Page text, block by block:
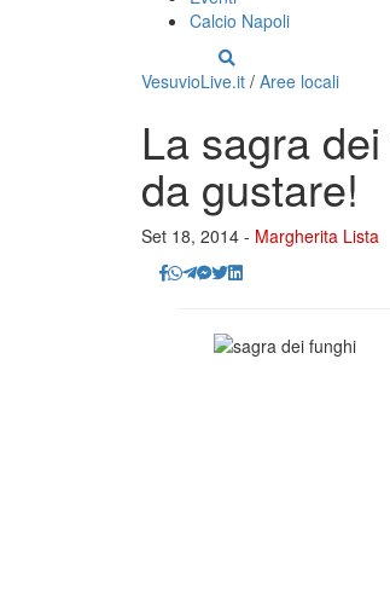
Calcio Napoli
VesuvioLive.it / Aree locali
La sagra
da gustare!
Set 18, 2014 - Margherita Lista